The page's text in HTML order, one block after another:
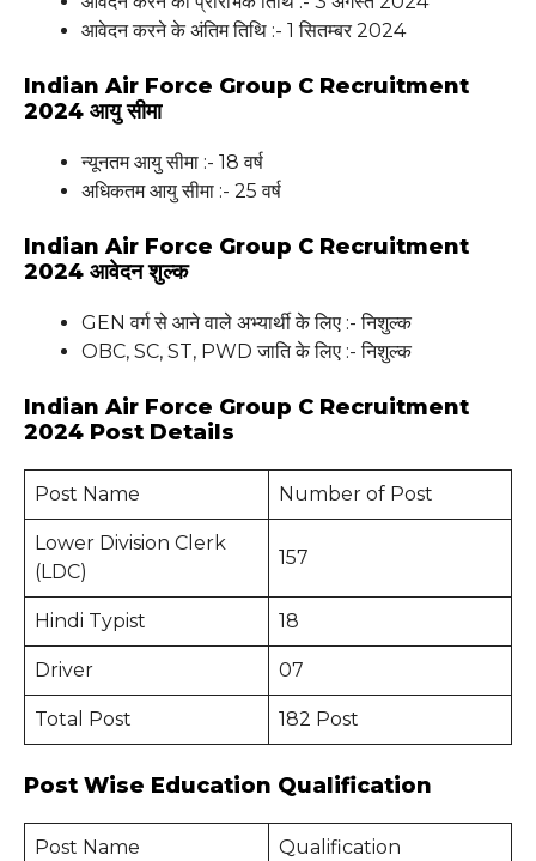
आवेदन करने के अंतिम तिथि :- 1 सितम्बर 2024
Indian Air Force Group C Recruitment
2024 आयु सीमा
न्यूनतम आयु सीमा :- 18 वर्ष
अधिकतम आयु सीमा :- 25 वर्ष
Indian Air Force Group C Recruitment
2024 आवेदन शुल्क
GEN वर्ग से आने वाले अभ्यार्थी के लिए :- निशुल्क
OBC, SC, ST, PWD जाति के लिए :- निशुल्क
Indian Air Force Group C Recruitment
2024 Post Details
Post Name Number of Post
Lower Division Clerk
(LDC)
157
Hindi Typist 18
Driver 07
Total Post 182 Post
Post Wise Education Qualification
Post Name Qualification